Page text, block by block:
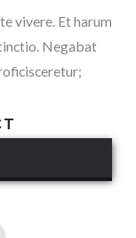
vivere. Et harum
Negabat